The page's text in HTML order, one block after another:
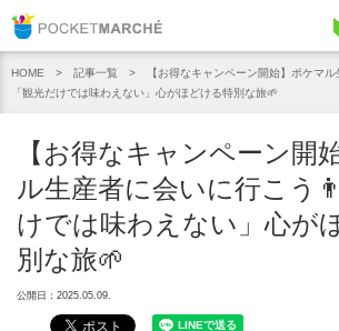
Pocket
HOME 記事一覧
【お得なキャンペーン開始】ポケマ
「観光だけでは味わえない」心がほどける特別な旅🌱
【お得なキャンペーン開
ル生産者に会いに行こう
けでは味わえない」心が
別な旅🌱
公開日：2025.05.09.